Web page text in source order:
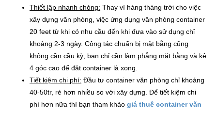
Thiết lập nhanh chóng: Thay vì hàng tháng trời cho việc
xây dựng văn phòng, việc ứng dụng văn phòng container
20 feet từ khi có nhu cầu đến khi đưa vào sử dụng chỉ
khoảng 2-3 ngày. Công tác chuẩn bị mặt bằng cũng
không cần cầu kỳ, bạn chỉ cần làm phẳng mặt bằng và kê
4 góc cao để đặt container là xong.
Tiết kiệm chi phí: Đầu tư container văn phòng chỉ khoảng
40-50tr, rẻ hơn nhiều so với xây dựng. Để tiết kiệm chi
phí hơn nữa thì bạn tham khảogiá thuê container văn